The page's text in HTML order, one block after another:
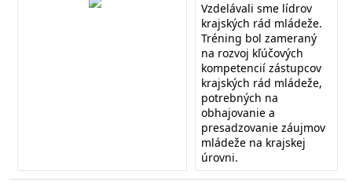
Vzdelávali sme lídrov
krajských rád mládeže.
Tréning bol zameraný
na rozvoj kľúčových
kompetencií zástupcov
krajských rád mládeže,
potrebných na
obhajovanie a
presadzovanie záujmov
mládeže na krajskej
úrovni.